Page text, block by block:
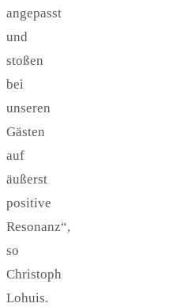
angepasst
und
stoßen
bei
unseren
Gästen
auf
äußerst
positive
Resonanz“,
so
Christoph
Lohuis.